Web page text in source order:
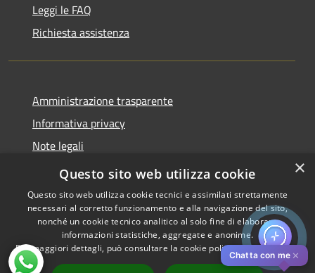
Leggi le FAQ
Richiesta assistenza
Amministrazione trasparente
Informativa privacy
Note legali
Dichiarazione di accessibilità
Accessibilità
Copyright © 2026 • Comune di
Pistoia • Powered by
Chatta con me ✕
×
Questo sito web utilizza cookie
Questo sito web utilizza cookie tecnici e assimilati strettamente
necessari al corretto funzionamento e alla navigazione del sito,
nonché un cookie tecnico analitico al solo fine di elaborare
informazioni statistiche, aggregate e anonime.
Per maggiori dettagli, può consultare la cookie policy al seguentelink